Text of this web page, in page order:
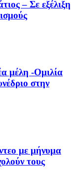
– Σε εξέλιξη
μέλη -Ομιλία
στην
με μήνυμα
τους